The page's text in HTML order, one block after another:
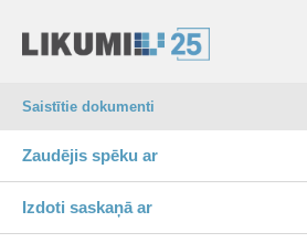
Saistītie dokumenti
Zaudējis spēku ar
Izdoti saskaņā ar